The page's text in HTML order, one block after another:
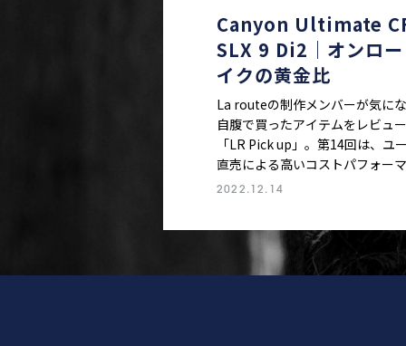
Canyon Ultimate
SLX 9 Di2｜オンロ
イクの黄金比
La routeの制作メンバーが気に
自腹で買ったアイテムをレビュ
「LR Pick up」。第14回は、ユ
直売による高いコストパフォー
を武器とするキャニオンの新型ア
バイクをどう進化させたのか。
2022.12.14